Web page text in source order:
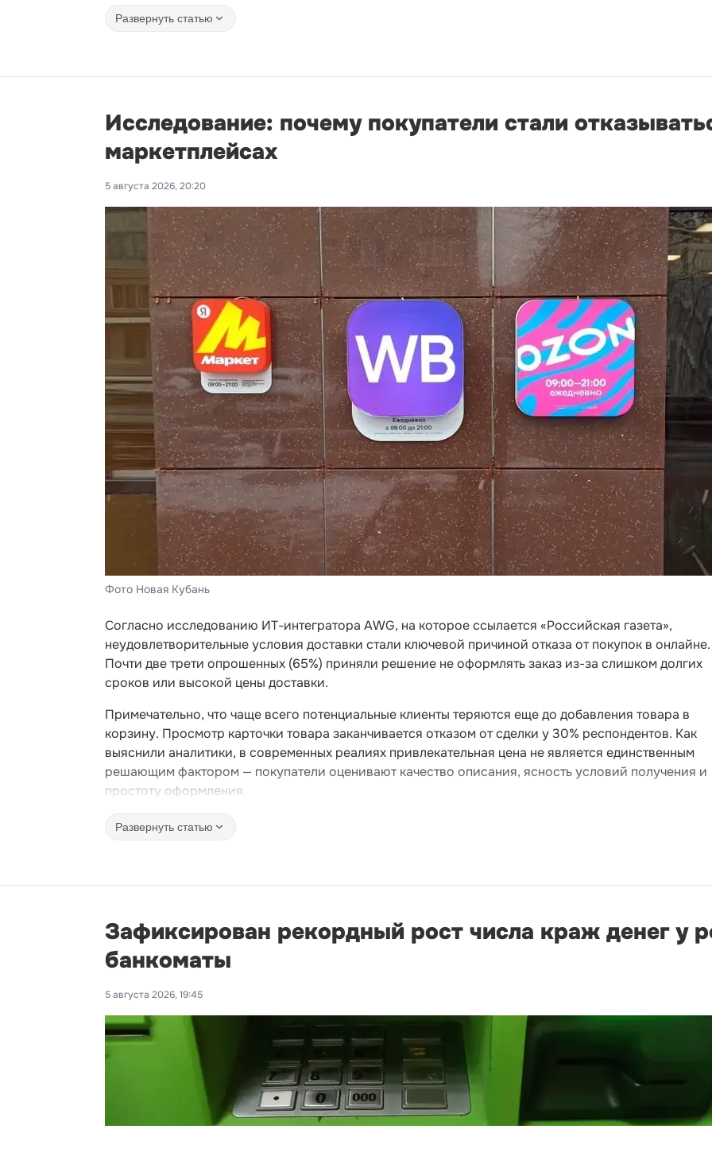
Развернуть статью
Исследование: почему покупатели стали
маркетплейсах
5 августа 2026, 20:20
Фото Новая Кубань
Согласно исследованию ИТ-интегратора AWG, на которое ссылается «Российская газета»,
неудовлетворительные условия доставки стали ключевой причиной отказа от покупок в онлайне.
Почти две трети опрошенных (65%) приняли решение не оформлять заказ из-за слишком долгих
сроков или высокой цены доставки.
Примечательно, что чаще всего потенциальные клиенты теряются еще до добавления товара в
корзину. Просмотр карточки товара заканчивается отказом от сделки у 30% респондентов. Как
выяснили аналитики, в современных реалиях привлекательная цена не является единственным
решающим фактором — покупатели оценивают качество описания, ясность условий получения и
простоту оформления.
Развернуть статью
Зафиксирован рекордный рост числа краж денег у
банкоматы
5 августа 2026, 19:45